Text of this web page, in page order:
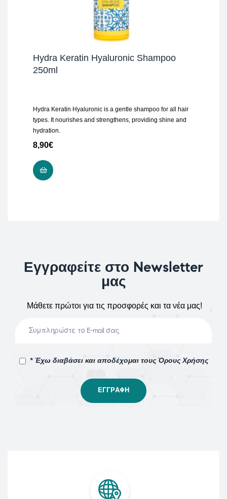
Hydra Keratin Hyaluronic Shampoo
250ml
Hydra Keratin Hyaluronic is a gentle shampoo for all hair
types. It nourishes and strengthens, providing shine and
hydration.
8,90€
Εγγραφείτε στο Newsletter
μας
Μάθετε πρώτοι για τις προσφορές και τα νέα μας!
* Έχω διαβάσει και αποδέχομαι τους Όρους Χρήσης